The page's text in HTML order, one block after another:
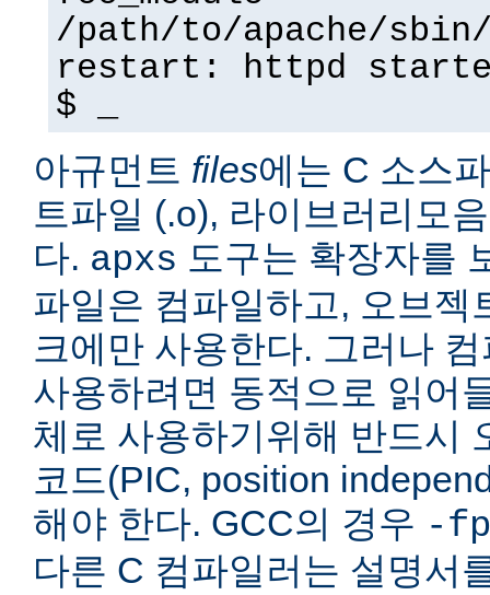
/path/to/apache/
restart: httpd
$ _
아규먼트 files에는 C 소스
트파일 (.o), 라이브러리모
다. apxs 도구는 확장자를
파일은 컴파일하고, 오브젝
크에만 사용한다. 그러나
사용하려면 동적으로 읽어
체로 사용하기위해 반드시
코드(PIC, position
해야 한다. GCC의 경우 -
다른 C 컴파일러는 설명서